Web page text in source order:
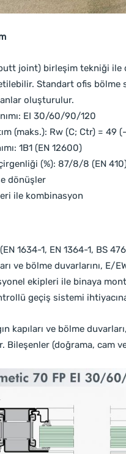
joint) birleşim tekniği ile
Standart ofis
oluşturulur.
EI 30/60/90/120
(maks.): Rw (C; Ctr) = 49
1B1 (EN 12600)
(%): 87/8/8 (EN
dönüşler
ile kombinasyon
1634-1, EN 1364-1, BS
ve bölme duvarlarını,
ekipleri ile binaya
geçiş sistemi
kapıları ve bölme
Bileşenler (doğrama, cam